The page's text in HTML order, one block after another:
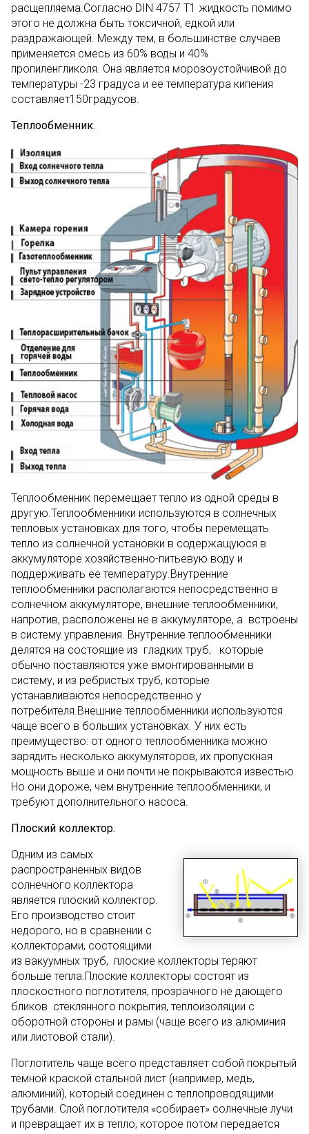
расщепляема.Согласно DIN 4757 T1 жидкость помимо
этого не должна быть токсичной, едкой или
раздражающей. Между тем, в большинстве случаев
применяется смесь из 60% воды и 40%
пропиленгликоля. Она является морозоустойчивой до
температуры -23 градуса и ее температура кипения
составляет150градусов.
Теплообменник.
Теплообменник перемещает тепло из одной среды в
другую.Теплообменники используются в солнечных
тепловых установках для того, чтобы перемещать
тепло из солнечной установки в содержащуюся в
аккумуляторе хозяйственно-питьевую воду и
поддерживать ее температуру.Внутренние
теплообменники располагаются непосредственно в
солнечном аккумуляторе, внешние теплообменники,
напротив, расположены не в аккумуляторе, а встроены
в систему управления. Внутренние теплообменники
делятся на состоящие из гладких труб, которые
обычно поставляются уже вмонтированными в
систему, и из ребристых труб, которые
устанавливаются непосредственно у
потребителя.Внешние теплообменники используются
чаще всего в больших установках. У них есть
преимущество: от одного теплообменника можно
зарядить несколько аккумуляторов, их пропускная
мощность выше и они почти не покрываются известью.
Но они дороже, чем внутренние теплообменники, и
требуют дополнительного насоса.
Плоский коллектор.
Одним из самых
распространенных видов
солнечного коллектора
является плоский коллектор.
Его производство стоит
недорого, но в сравнении с
коллекторами, состоящими
из вакуумных труб, плоские коллекторы теряют
больше тепла.Плоские коллекторы состоят из
плоскостного поглотителя, прозрачного не дающего
бликов стеклянного покрытия, теплоизоляции с
оборотной стороны и рамы (чаще всего из алюминия
или листовой стали).
Поглотитель чаще всего представляет собой покрытый
темной краской стальной лист (например, медь,
алюминий), который соединен с теплопроводящими
трубами. Слой поглотителя «собирает» солнечные лучи
и превращает их в тепло, которое потом передается